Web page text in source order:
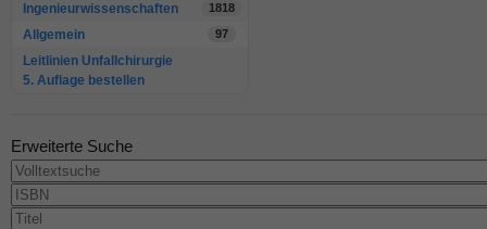
Ingenieurwissenschaften 1818
Allgemein 97
Leitlinien Unfallchirurgie
5. Auflage bestellen
Erweiterte Suche